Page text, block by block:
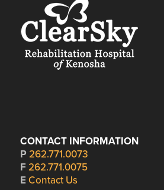
CONTACT INFORMATION
P 262.771.0073
F 262.771.0075
E Contact Us